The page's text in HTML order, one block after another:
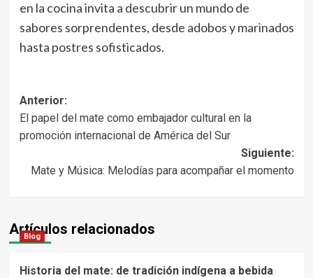
en la cocina invita a descubrir un mundo de
sabores sorprendentes, desde adobos y marinados
hasta postres sofisticados.
Navegación
de
entradas
Anterior:
El papel del mate como embajador cultural en la
promoción internacional de América del Sur
Siguiente:
Mate y Música: Melodías para acompañar el momento
Artículos relacionados
Blog
Historia del mate: de tradición indígena a bebida